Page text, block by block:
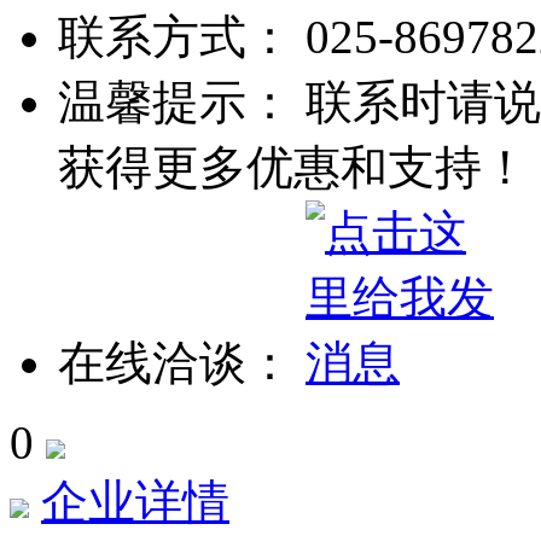
联系方式： 025-
温馨提示： 联系时请
获得更多优惠和支持！
在线洽谈：
0
企业详情